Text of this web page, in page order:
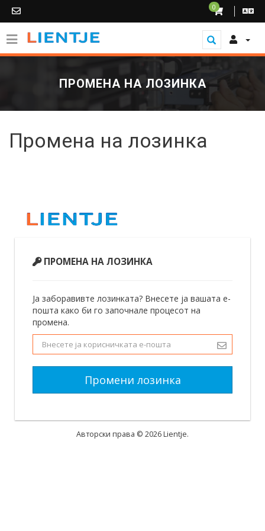
0
ПРОМЕНА НА ЛОЗИНКА
Промена на лозинка
ПРОМЕНА НА ЛОЗИНКА
Ја заборавивте лозинката? Внесете ја вашата е-
пошта како би го започнале процесот на
промена.
Промени лозинка
Aвторски права © 2026 Lientje.